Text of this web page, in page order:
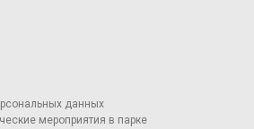
данных
мероприятия в парке